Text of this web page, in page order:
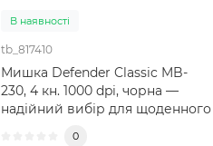
В наявності
tb_817410
Мишка Defender Classic MB-
230, 4 кн. 1000 dpi, чорна —
надійний вибір для щоденного
0